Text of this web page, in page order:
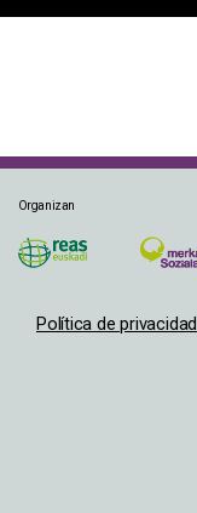
Organizan
Política de privacidad